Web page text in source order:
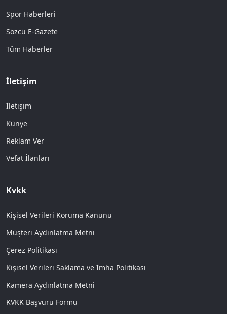
Spor Haberleri
Sözcü E-Gazete
Tüm Haberler
İletişim
İletişim
Künye
Reklam Ver
Vefat İlanları
Kvkk
Kişisel Verileri Koruma Kanunu
Müşteri Aydınlatma Metni
Çerez Politikası
Kişisel Verileri Saklama ve İmha Politikası
Kamera Aydınlatma Metni
KVKK Başvuru Formu